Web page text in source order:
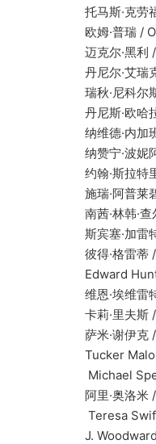
托马斯·克劳福德
欧姆·普瑞 /
迈克尔·黑利 /
丹尼尔·艾瑞克·高
瑞秋·尼科尔斯 /
丹尼斯·欧哈拉 /
纳维德·内加班 /
纳赞宁·波妮阿蒂
约翰·斯拉特里 /
施瑞·阿普莱碧 /
南茜·林韩·查尔斯
斯宾塞·加雷特 /
彼得·格雷蒂 /
Edward Hunt
维恩·埃维雷特 /
卡莉·里夫斯 /
萨米·谢伊克 /
Tucker Maloney
Michael
阿里·奥洛米 /
Teresa
J. Woodward